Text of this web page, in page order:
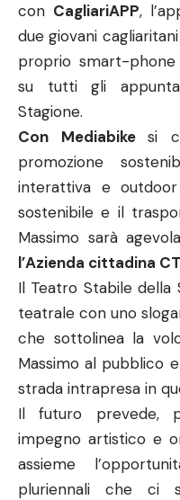
con CagliariAPP,
due giovani
proprio smart-
su tutti gli
Stagione.
Con Mediabikesi
promozione
interattiva e
sostenibile e il
Massimo sarà
l’Azienda cittadina
Il Teatro Stabile della
teatrale con uno
che sottolinea la
Massimo al pubblico
strada intrapresa in
Il futuro prevede,
impegno artistico e
assieme
pluriennali che ci